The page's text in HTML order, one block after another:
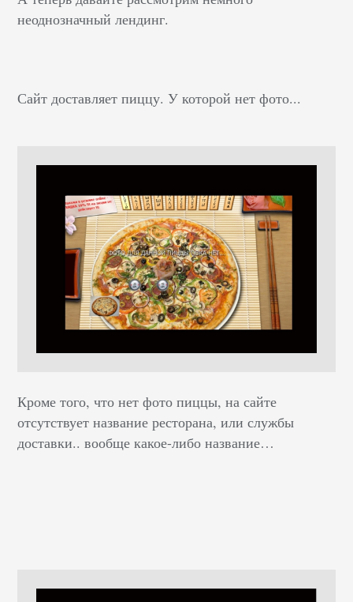
неоднозначный лендинг.
Сайт доставляет пиццу. У которой нет фото...
Кроме того, что нет фото пиццы, на сайте
отсутствует название ресторана, или службы
доставки.. вообще какое-либо название…